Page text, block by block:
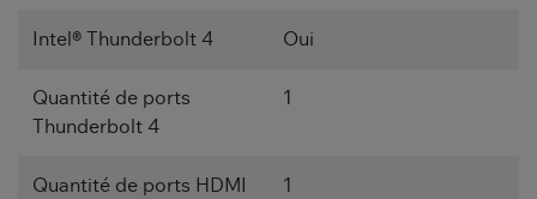
Intel® Thunderbolt 4 Oui
Quantité de ports
Thunderbolt 4
1
Quantité de ports HDMI 1